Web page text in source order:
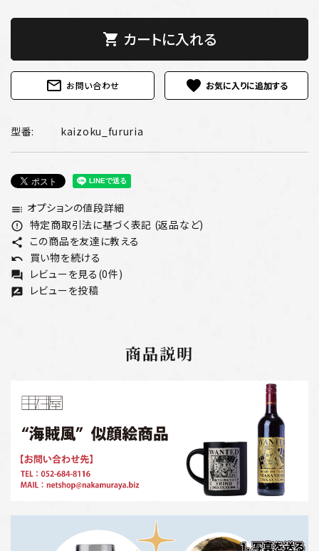
shopping_cart カートに入れる
mail_outline お問い合わせ favorite
型番: kaizoku_fururia
toc オプションの値段詳細
error_outline 特定商取引法に基づく表記 (返品など)
share この商品を友達に教える
undo 買い物を続ける
forum レビューを見る(0件)
rate_review レビューを投稿
商品説明